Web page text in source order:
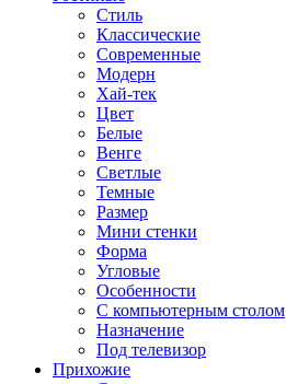
Стиль
Классические
Современные
Модерн
Хай-тек
Цвет
Белые
Венге
Светлые
Темные
Размер
Мини стенки
Форма
Угловые
Особенности
С компьютерным столом
Назначение
Под телевизор
Прихожие